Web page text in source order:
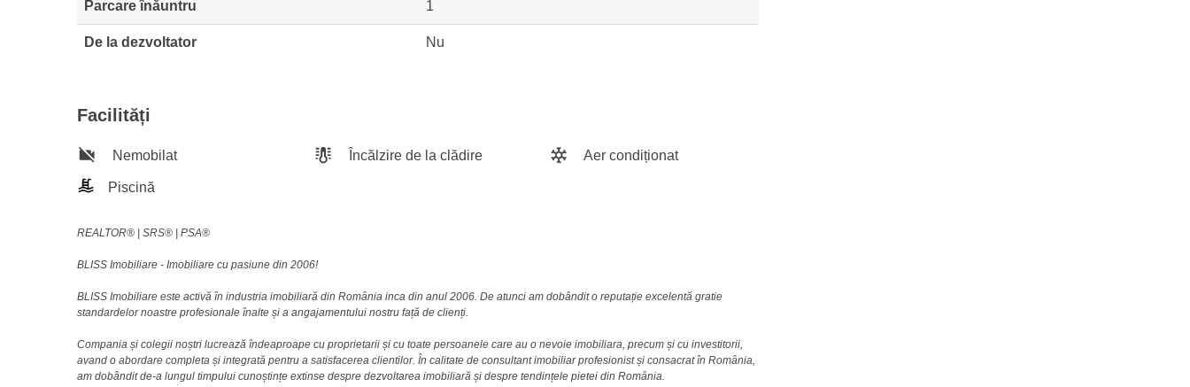
Parcare înăuntru 1
De la dezvoltator Nu
Facilități
Nemobilat Încălzire de la clădire Aer condiționat
Piscină
REALTOR®️ | SRS®️ | PSA®️
BLISS Imobiliare - Imobiliare cu pasiune din 2006!
BLISS Imobiliare este activă în industria imobiliară din România inca din anul 2006. De atunci am dobândit o reputație excelentă gratie
standardelor noastre profesionale înalte și a angajamentului nostru față de clienți.
Compania și colegii noștri lucrează îndeaproape cu proprietarii și cu toate persoanele care au o nevoie imobiliara, precum și cu investitorii,
avand o abordare completa și integrată pentru a satisfacerea clientilor. În calitate de consultant imobiliar profesionist și consacrat în România,
am dobândit de-a lungul timpului cunoștințe extinse despre dezvoltarea imobiliară și despre tendințele pietei din România.